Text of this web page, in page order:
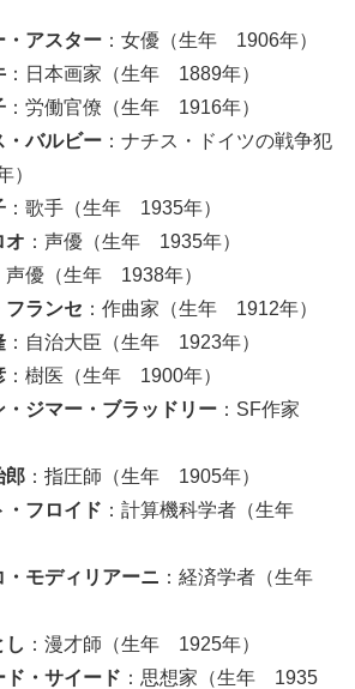
・アスター ：女優（生年 1906年）
：日本画家（生年 1889年）
：労働官僚（生年 1916年）
・バルビー ：ナチス・ドイツの戦争犯
）
：歌手（生年 1935年）
オ ：声優（生年 1935年）
声優（生年 1938年）
フランセ ：作曲家（生年 1912年）
：自治大臣（生年 1923年）
：樹医（生年 1900年）
・ジマー・ブラッドリー ：SF作家
郎 ：指圧師（生年 1905年）
・フロイド ：計算機科学者（生年
・モディリアーニ ：経済学者（生年
し ：漫才師（生年 1925年）
ド・サイード ：思想家（生年 1935